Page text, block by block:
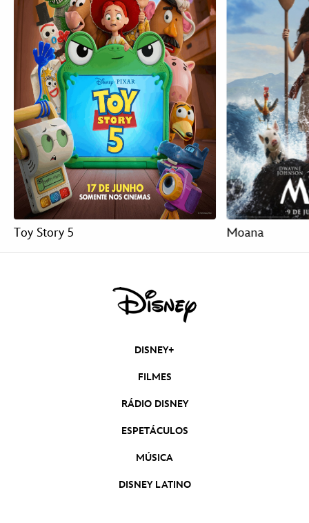
Toy Story 5 Moana
DISNEY+
FILMES
RÁDIO DISNEY
ESPETÁCULOS
MÚSICA
DISNEY LATINO